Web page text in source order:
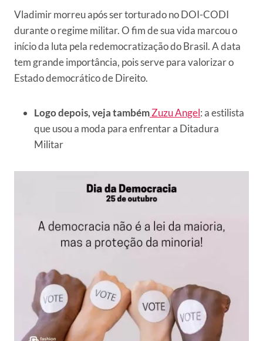
Vladimir morreu após ser torturado no DOI-CODI
durante o regime militar. O fim de sua vida marcou o
início da luta pela redemocratização do Brasil. A data
tem grande importância, pois serve para valorizar o
Estado democrático de Direito.
Logo depois, veja tambémZuzu Angel: a estilista
que usou a moda para enfrentar a Ditadura
Militar